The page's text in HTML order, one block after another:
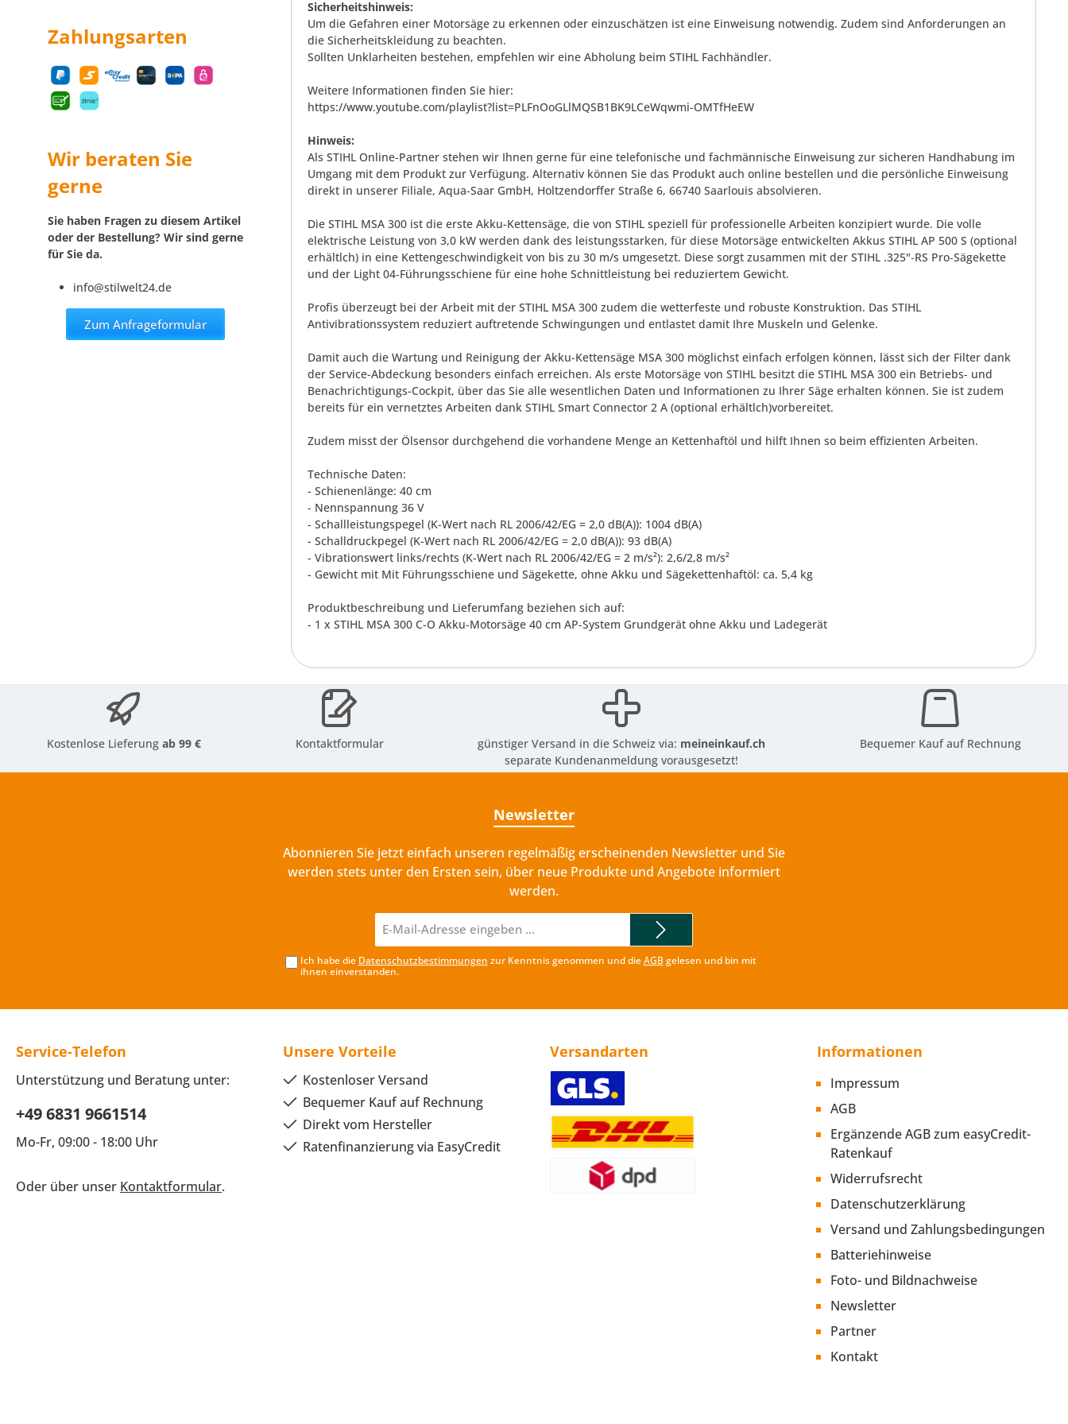
Zahlungsarten
Wir beraten Sie
gerne
Sie haben Fragen zu diesem Artikel
oder der Bestellung? Wir sind gerne
für Sie da.
info@stilwelt24.de
Zum Anfrageformular
Sicherheitshinweis:
Um die Gefahren einer Motorsäge zu erkennen oder einzuschätzen ist eine Einweisung notwendig. Zudem sind Anforderungen an
die Sicherheitskleidung zu beachten.
Sollten Unklarheiten bestehen, empfehlen wir eine Abholung beim STIHL Fachhändler.
Weitere Informationen finden Sie hier:
https://www.youtube.com/playlist?list=PLFnOoGLlMQSB1BK9LCeWqwmi-OMTfHeEW
Hinweis:
Als STIHL Online-Partner stehen wir Ihnen gerne für eine telefonische und fachmännische Einweisung zur sicheren Handhabung im
Umgang mit dem Produkt zur Verfügung. Alternativ können Sie das Produkt auch online bestellen und die persönliche Einweisung
direkt in unserer Filiale, Aqua-Saar GmbH, Holtzendorffer Straße 6, 66740 Saarlouis absolvieren.
Die STIHL MSA 300 ist die erste Akku-Kettensäge, die von STIHL speziell für professionelle Arbeiten konzipiert wurde. Die volle
elektrische Leistung von 3,0 kW werden dank des leistungsstarken, für diese Motorsäge entwickelten Akkus STIHL AP 500 S (optional
erhältlch) in eine Kettengeschwindigkeit von bis zu 30 m/s umgesetzt. Diese sorgt zusammen mit der STIHL .325"‑RS Pro‑Sägekette
und der Light 04‑Führungsschiene für eine hohe Schnittleistung bei reduziertem Gewicht.
Profis überzeugt bei der Arbeit mit der STIHL MSA 300 zudem die wetterfeste und robuste Konstruktion. Das STIHL
Antivibrationssystem reduziert auftretende Schwingungen und entlastet damit Ihre Muskeln und Gelenke.
Damit auch die Wartung und Reinigung der Akku-Kettensäge MSA 300 möglichst einfach erfolgen können, lässt sich der Filter dank
der Service-Abdeckung besonders einfach erreichen. Als erste Motorsäge von STIHL besitzt die STIHL MSA 300 ein Betriebs- und
Benachrichtigungs-Cockpit, über das Sie alle wesentlichen Daten und Informationen zu Ihrer Säge erhalten können. Sie ist zudem
bereits für ein vernetztes Arbeiten dank STIHL Smart Connector 2 A (optional erhältlch)vorbereitet.
Zudem misst der Ölsensor durchgehend die vorhandene Menge an Kettenhaftöl und hilft Ihnen so beim effizienten Arbeiten.
Technische Daten:
- Schienenlänge: 40 cm
- Nennspannung 36 V
- Schallleistungspegel (K-Wert nach RL 2006/42/EG = 2,0 dB(A)): 1004 dB(A)
- Schalldruckpegel (K-Wert nach RL 2006/42/EG = 2,0 dB(A)): 93 dB(A)
- Vibrationswert links/rechts (K-Wert nach RL 2006/42/EG = 2 m/s²): 2,6/2,8 m/s²
- Gewicht mit Mit Führungsschiene und Sägekette, ohne Akku und Sägekettenhaftöl: ca. 5,4 kg
Produktbeschreibung und Lieferumfang beziehen sich auf:
- 1 x STIHL MSA 300 C-O Akku-Motorsäge 40 cm AP-System Grundgerät ohne Akku und Ladegerät
Kostenlose Lieferungab 99 € Kontaktformular günstiger Versand in die Schweiz via: meineinkauf.ch
separate Kundenanmeldung vorausgesetzt!
Bequemer Kauf auf Rechnung
Newsletter
Abonnieren Sie jetzt einfach unseren regelmäßig erscheinenden Newsletter und Sie
werden stets unter den Ersten sein, über neue Produkte und Angebote informiert
werden.
Mail-
Adresse*
Ich habe die Datenschutzbestimmungen zur Kenntnis genommen und dieAGBgelesen und bin mit
ihnen einverstanden.
Service-Telefon
Unterstützung und Beratung unter:
+49 6831 9661514
Mo-Fr, 09:00 - 18:00 Uhr
Oder über unser Kontaktformular.
Unsere Vorteile
Kostenloser Versand
Bequemer Kauf auf Rechnung
Direkt vom Hersteller
Ratenfinanzierung via EasyCredit
Versandarten Informationen
Impressum
AGB
Ergänzende AGB zum easyCredit-
Ratenkauf
Widerrufsrecht
Datenschutzerklärung
Versand und Zahlungsbedingungen
Batteriehinweise
Foto- und Bildnachweise
Newsletter
Partner
Kontakt